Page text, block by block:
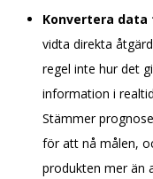
Konvertera
vidta direkta
regel inte hur det
information i
Stämmer
för att nå målen,
produkten mer än